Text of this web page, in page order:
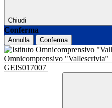
Chiudi
Conferma
Annulla Conferma
Omnicomprensivo "Vallescrivia"
GEIS017007